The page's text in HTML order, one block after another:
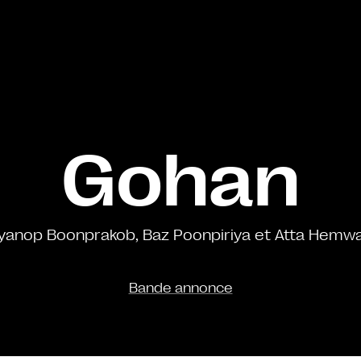
Gohan
Boonprakob, Baz Poonpiriya et Atta
Bande annonce